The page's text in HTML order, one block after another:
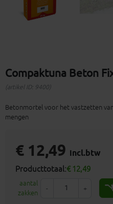
Compaktuna Beton
(artikel ID: 9400)
Betonmortel voor het vastzetten
mengen
€ 12,49 incl.btw
Producttotaal:€ 12,49
aantal
zakken
- +